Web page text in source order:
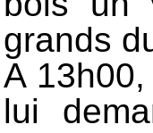
grands
A
lui